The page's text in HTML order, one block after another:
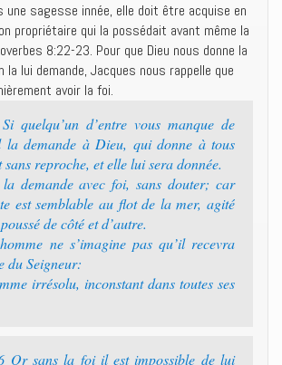
une sagesse innée, elle doit être acquise en
propriétaire qui la possédait avant même la
8:22-23. Pour que Dieu nous donne la
la lui demande, Jacques nous rappelle que
avoir la foi.
quelqu’un d’entre vous manque de
la demande à Dieu, qui donne à tous
sans reproche, et elle lui sera donnée.
demande avec foi, sans douter; car
est semblable au flot de la mer, agité
de côté et d’autre.
ne s’imagine pas qu’il recevra
du Seigneur:
irrésolu, inconstant dans toutes ses
Or sans la foi il est impossible de lui